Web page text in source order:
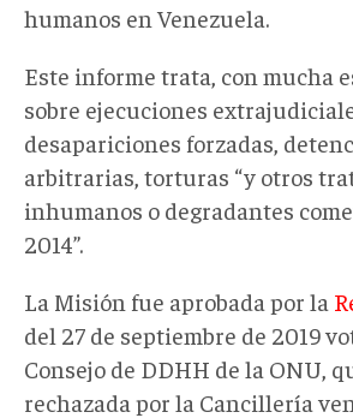
humanos en Venezuela.
Este informe trata, con mucha
sobre ejecuciones
desapariciones forzadas,
arbitrarias, torturas “y otros
inhumanos o degradantes
2014”.
La Misión fue aprobada por la
del 27 de septiembre de 2019
Consejo de DDHH de la ONU,
rechazada por la Cancillería